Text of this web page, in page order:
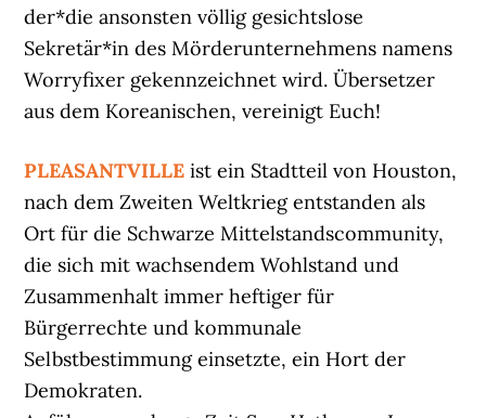
der*die ansonsten völlig gesichtslose
Sekretär*in des Mörderunternehmens namens
Worryfixer gekennzeichnet wird. Übersetzer
aus dem Koreanischen, vereinigt Euch!
PLEASANTVILLE ist ein Stadtteil von Houston,
nach dem Zweiten Weltkrieg entstanden als
Ort für die Schwarze Mittelstandscommunity,
die sich mit wachsendem Wohlstand und
Zusammenhalt immer heftiger für
Bürgerrechte und kommunale
Selbstbestimmung einsetzte, ein Hort der
Demokraten.